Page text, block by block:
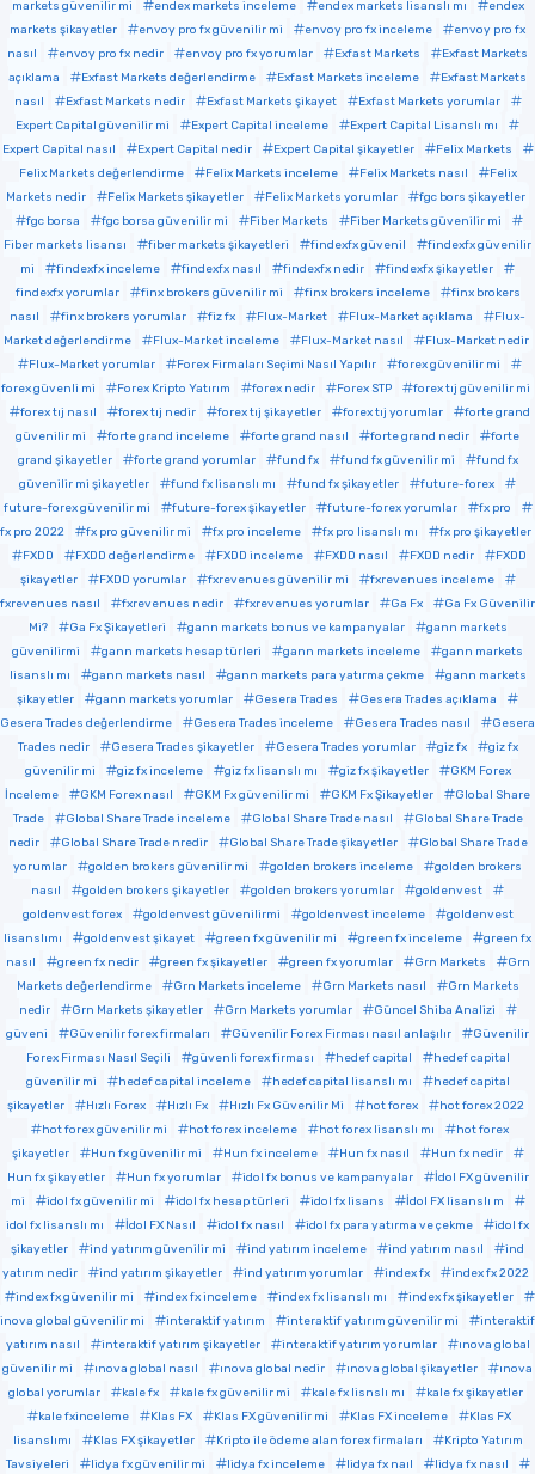
markets güvenilir mi endex markets inceleme endex markets lisanslı mı
endex
markets şikayetler
envoy pro fx güvenilir mi envoy pro fx inceleme
envoy pro fx
nasıl
envoy pro fx nedir envoy pro fx yorumlar Exfast Markets
Exfast Markets
açıklama
Exfast Markets değerlendirme Exfast Markets inceleme
Exfast Markets
nasıl
Exfast Markets nedir Exfast Markets şikayet
Exfast Markets yorumlar
Expert Capital güvenilir mi
Expert Capital inceleme
Expert Capital Lisanslı mı
Expert Capital nasıl
Expert Capital nedir Expert Capital şikayetler
Felix Markets
Felix Markets değerlendirme
Felix Markets inceleme Felix Markets nasıl
Felix
Markets nedir
Felix Markets şikayetler Felix Markets yorumlar
fgc bors şikayetler
fgc borsa
fgc borsa güvenilir mi Fiber Markets
Fiber Markets güvenilir mi
Fiber markets lisansı
fiber markets şikayetleri findexfx güvenil
findexfx güvenilir
mi
findexfx inceleme findexfx nasıl findexfx nedir
findexfx şikayetler
findexfx yorumlar
finx brokers güvenilir mi finx brokers inceleme
finx brokers
nasıl
finx brokers yorumlar fiz fx Flux-Market Flux-Market açıklama
Flux-
Market değerlendirme
Flux-Market inceleme Flux-Market nasıl
Flux-Market nedir
Flux-Market yorumlar
Forex Firmaları Seçimi Nasıl Yapılır
forex güvenilir mi
forex güvenli mi
Forex Kripto Yatırım forex nedir Forex STP
forex tıj güvenilir mi
forex tıj nasıl
forex tıj nedir forex tıj şikayetler forex tıj yorumlar
forte grand
güvenilir mi
forte grand inceleme forte grand nasıl forte grand nedir
forte
grand şikayetler
forte grand yorumlar fund fx fund fx güvenilir mi
fund fx
güvenilir mi şikayetler
fund fx lisanslı mı fund fx şikayetler
future-forex
future-forex güvenilir mi
future-forex şikayetler future-forex yorumlar
fx pro
fx pro 2022
fx pro güvenilir mi fx pro inceleme fx pro lisanslı mı
fx pro şikayetler
FXDD
FXDD değerlendirme FXDD inceleme FXDD nasıl FXDD nedir
FXDD
şikayetler
FXDD yorumlar fxrevenues güvenilir mi
fxrevenues inceleme
fxrevenues nasıl
fxrevenues nedir fxrevenues yorumlar Ga Fx
Ga Fx Güvenilir
Mi?
Ga Fx Şikayetleri gann markets bonus ve kampanyalar
gann markets
güvenilirmi
gann markets hesap türleri gann markets inceleme
gann markets
lisanslı mı
gann markets nasıl gann markets para yatırma çekme
gann markets
şikayetler
gann markets yorumlar Gesera Trades
Gesera Trades açıklama
Gesera Trades değerlendirme
Gesera Trades inceleme Gesera Trades nasıl
Gesera
Trades nedir
Gesera Trades şikayetler Gesera Trades yorumlar giz fx
giz fx
güvenilir mi
giz fx inceleme giz fx lisanslı mı giz fx şikayetler
GKM Forex
İnceleme
GKM Forex nasıl GKM Fx güvenilir mi GKM Fx Şikayetler
Global Share
Trade
Global Share Trade inceleme Global Share Trade nasıl
Global Share Trade
nedir
Global Share Trade nredir Global Share Trade şikayetler
Global Share Trade
yorumlar
golden brokers güvenilir mi golden brokers inceleme
golden brokers
nasıl
golden brokers şikayetler golden brokers yorumlar
goldenvest
goldenvest forex
goldenvest güvenilirmi goldenvest inceleme
goldenvest
lisanslımı
goldenvest şikayet green fx güvenilir mi green fx inceleme
green fx
nasıl
green fx nedir green fx şikayetler green fx yorumlar Grn Markets
Grn
Markets değerlendirme
Grn Markets inceleme Grn Markets nasıl
Grn Markets
nedir
Grn Markets şikayetler Grn Markets yorumlar
Güncel Shiba Analizi
güveni
Güvenilir forex firmaları Güvenilir Forex Firması nasıl anlaşılır
Güvenilir
Forex Firması Nasıl Seçili
güvenli forex firması hedef capital
hedef capital
güvenilir mi
hedef capital inceleme hedef capital lisanslı mı
hedef capital
şikayetler
Hızlı Forex Hızlı Fx Hızlı Fx Güvenilir Mi hot forex
hot forex 2022
hot forex güvenilir mi
hot forex inceleme hot forex lisanslı mı
hot forex
şikayetler
Hun fx güvenilir mi Hun fx inceleme Hun fx nasıl
Hun fx nedir
Hun fx şikayetler
Hun fx yorumlar idol fx bonus ve kampanyalar
İdol FX güvenilir
mi
idol fx güvenilir mi idol fx hesap türleri idol fx lisans
İdol FX lisanslı m
idol fx lisanslı mı
İdol FX Nasıl idol fx nasıl idol fx para yatırma ve çekme
idol fx
şikayetler
ind yatırım güvenilir mi ind yatırım inceleme ind yatırım nasıl
ind
yatırım nedir
ind yatırım şikayetler ind yatırım yorumlar index fx
index fx 2022
index fx güvenilir mi
index fx inceleme index fx lisanslı mı
index fx şikayetler
inova global güvenilir mi
interaktif yatırım interaktif yatırım güvenilir mi
interaktif
yatırım nasıl
interaktif yatırım şikayetler interaktif yatırım yorumlar
ınova global
güvenilir mi
ınova global nasıl ınova global nedir ınova global şikayetler
ınova
global yorumlar
kale fx kale fx güvenilir mi kale fx lisnslı mı
kale fx şikayetler
kale fxinceleme
Klas FX Klas FX güvenilir mi Klas FX inceleme
Klas FX
lisanslımı
Klas FX şikayetler Kripto ile ödeme alan forex firmaları
Kripto Yatırım
Tavsiyeleri
lidya fx güvenilir mi lidya fx inceleme lidya fx naıl
lidya fx nasıl